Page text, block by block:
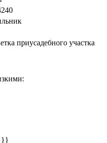
приусадебного участка
}}